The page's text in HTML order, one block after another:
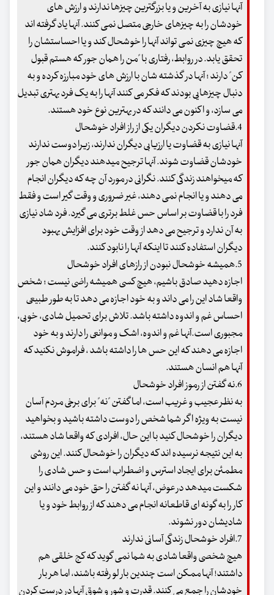
آنها نیازی به آخرین و یا بزرگترین چیزها ندارند و ارزش های
خودشان را به چیزهای خارجی متصل نمی کنند. آنها یاد گرفته اند
که هیچ چیزی نمی تواند آنها را خوشحال کند و یا احساستشان را
تحقق یابد. در روابط، رفتاری با "من را همان جور که هستم قبول
کن" دارند ؛ آنها در گذشته شان با ارزش های خود مبارزه کرده و به
دنبال چیزهایی بودند که فکر می کنند آنها را به یک فرد بهتری تبدیل
می سازد، و اکنون می دانند که در بهترین نوع خود هستند.
4.قضاوت نکردن دیگران یکی از راز افراد خوشحال
آنها نیازی به قضاوت یا ارزیابی دیگران ندارند، زیرا دوست ندارند
خودشان قضاوت شوند. آنها ترجیح میدهند دیگران همان جور
که میخواهند زندگی کنند. نگرانی در مورد آن چه که دیگران انجام
می دهند و یا انجام نمی دهند، غیر ضروری و وقت گیر است و فقط
فرد را با قضاوت بر اساس حس غلط برتری می گیرد. فرد شاد نیازی
به آن ندارد و ترجیح می دهد از وقت خود برای افزایش بهبود
دیگران استفاده کنند تا اینکه آنها را نابود کنند.
5.همیشه خوشحال نبودن از رازهای افراد خوشحال
اجازه دهید صادق باشیم، هیچ کسی همیشه راضی نیست ؛ شخص
واقعا شاد این را می داند و به خود اجازه می دهد تا به طور طبیعی
احساس غم و اندوه داشته باشد. تلاش برای تحمیل شادی، خوبی،
مجبوری است.آنها غم و اندوه، اشک و موانعی را دارند و به خود
اجازه می دهند که این حس ها را داشته باشد ، فراموش نکنید که
آنها هم انسان هستند.
6.نه گفتن از رموز افراد خوشحال
به نظر عجیب و غریب است، اما گفتن "نه" برای برخی مردم آسان
نیست به ویژه اگر شما شخص را دوست داشته باشید و بخواهید
دیگران را خوشحال کنید با این حال، افرادی که واقعا شاد هستند،
به این نتیجه نرسیده اند که دیگران را خوشحال کنند. این روشی
مطمئن برای ایجاد استرس و اضطراب است و حس شادی را
شکست میدهد در عوض، آنها نه گفتن را حق خود می دانند و این
کار را به گونه ای قاطعانه انجام می دهند که از روابط خود و یا
شادیشان دور نشوند.
7.افراد خوشحال زندگی آسانی ندارند
هیچ شخصی واقعا شادی به شما نمی گوید که کج خلقی هم
داشتند! آنها ممکن است چندین بار لو رفته باشند، اما هر بار
خودشان را جمع می کنند. قدرت و شور و شوق آنها در درست کردن